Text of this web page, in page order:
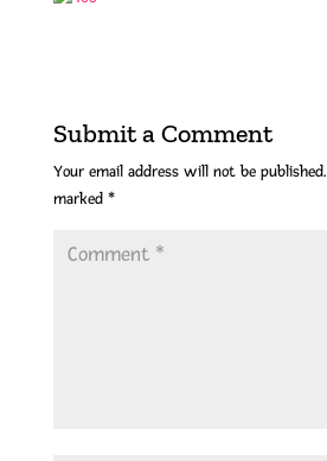
Submit a Comment
Your email address will not be published.
marked *